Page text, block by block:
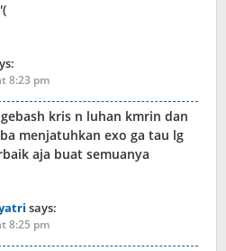
8:23 pm
kris n luhan kmrin dan
menjatuhkan exo ga tau lg
aja buat semuanya
says:
8:25 pm